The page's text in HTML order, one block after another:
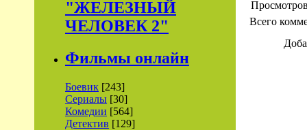
"ЖЕЛЕЗНЫЙ
ЧЕЛОВЕК 2"
Фильмы онлайн
Боевик [243]
Сериалы [30]
Комедии [564]
Детектив [129]
Всего